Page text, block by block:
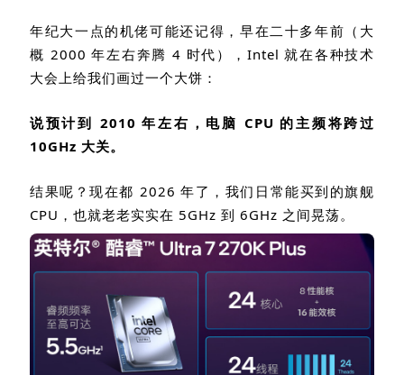
年纪大一点的机佬可能还记得，早在二十多年前（大
概 2000年左右奔腾 4 时代）， Intel就在各种技术
大会上给我们画过一个大饼：
说预计到 2010年左右，电脑 CPU 的主频将跨过
10GHz 大关。
结果呢？现在都 2026年了，我们日常能买到的旗舰
CPU ，也就老老实实在 5GHz 到 6GHz 之间晃荡。